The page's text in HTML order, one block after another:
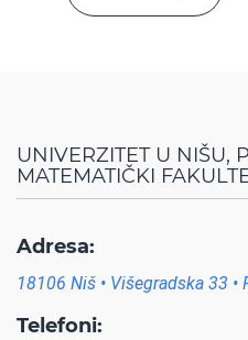
UNIVERZITET U NIŠU,
MATEMATIČKI
Adresa:
18106 Niš • Višegradska 33 •
Telefoni: